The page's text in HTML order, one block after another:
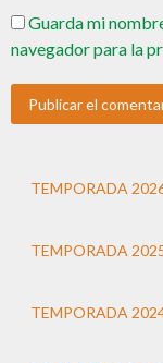
Guarda mi
navegador para la
TEMPORADA
TEMPORADA
TEMPORADA